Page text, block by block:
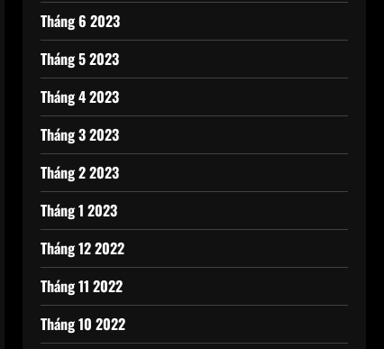
Tháng 6 2023
Tháng 5 2023
Tháng 4 2023
Tháng 3 2023
Tháng 2 2023
Tháng 1 2023
Tháng 12 2022
Tháng 11 2022
Tháng 10 2022